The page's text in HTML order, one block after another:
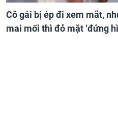
Cô gái bị ép đi xem mắt,
mai mối thì đỏ mặt ‘đứng